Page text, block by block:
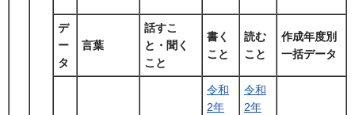
デ
ー
タ
言葉
話すこ
と・聞く
こと
書く
こと
読む
こと
作成年度別
一括データ
令和
2年
令和
2年